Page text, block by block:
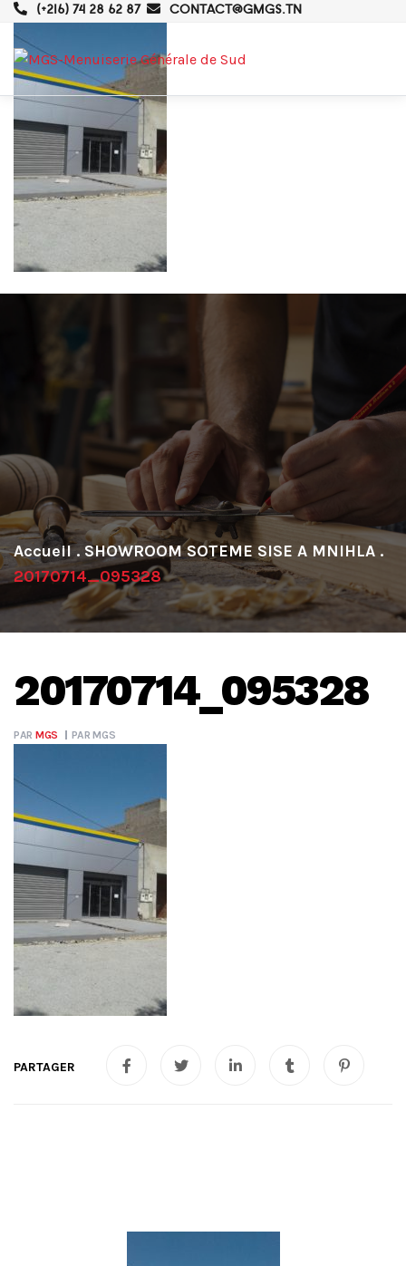
(+216) 74 28 62 87 CONTACT@GMGS.TN
. SHOWROOM SOTEME SISE A MNIHLA .
20170714_095328
20170714_095328
PAR MGS PARMGS